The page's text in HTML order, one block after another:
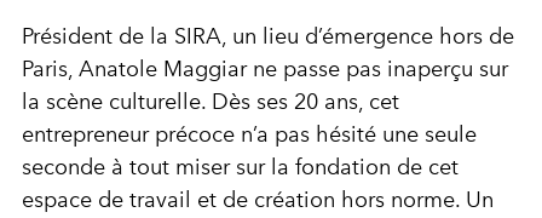
Président de la SIRA, un lieu d’émergence hors de
Paris, Anatole Maggiar ne passe pas inaperçu sur
la scène culturelle. Dès ses 20 ans, cet
entrepreneur précoce n’a pas hésité une seule
seconde à tout miser sur la fondation de cet
espace de travail et de création hors norme. Un